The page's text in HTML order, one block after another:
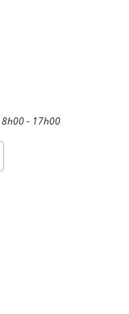
8h00 - 17h00